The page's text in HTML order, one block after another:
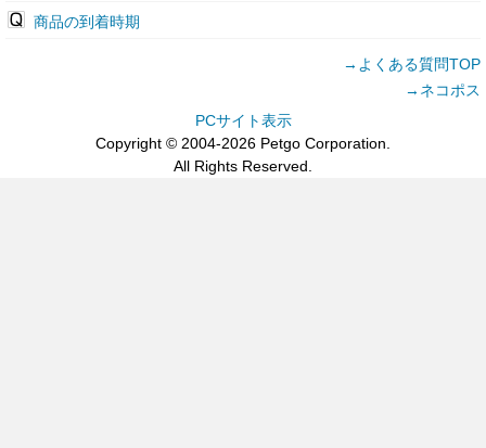
商品の到着時期
→よくある質問TOP
→ネコポス
PCサイト表示
Copyright © 2004-2026 Petgo Corporation.
All Rights Reserved.